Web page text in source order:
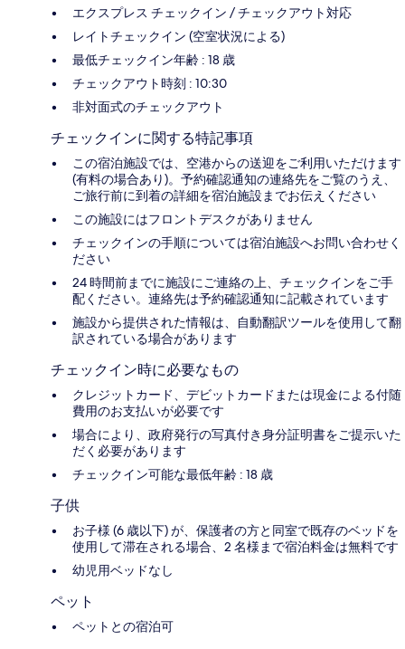
エクスプレス チェックイン / チェックアウト対応
レイトチェックイン (空室状況による)
最低チェックイン年齢 : 18 歳
チェックアウト時刻 : 10:30
非対面式のチェックアウト
チェックインに関する特記事項
この宿泊施設では、空港からの送迎をご利用いただけます
(有料の場合あり)。予約確認通知の連絡先をご覧のうえ、
ご旅行前に到着の詳細を宿泊施設までお伝えください
この施設にはフロントデスクがありません
チェックインの手順については宿泊施設へお問い合わせく
ださい
24 時間前までに施設にご連絡の上、チェックインをご手
配ください。連絡先は予約確認通知に記載されています
施設から提供された情報は、自動翻訳ツールを使用して翻
訳されている場合があります
チェックイン時に必要なもの
クレジットカード、デビットカードまたは現金による付随
費用のお支払いが必要です
場合により、政府発行の写真付き身分証明書をご提示いた
だく必要があります
チェックイン可能な最低年齢 : 18 歳
子供
お子様 (6 歳以下) が、保護者の方と同室で既存のベッドを
使用して滞在される場合、2 名様まで宿泊料金は無料です
幼児用ベッドなし
ペット
ペットとの宿泊可